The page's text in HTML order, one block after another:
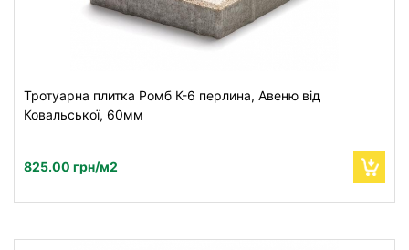
Тротуарна плитка Ромб К-6 перлина, Авеню від
Ковальської, 60мм
825.00 грн/м2